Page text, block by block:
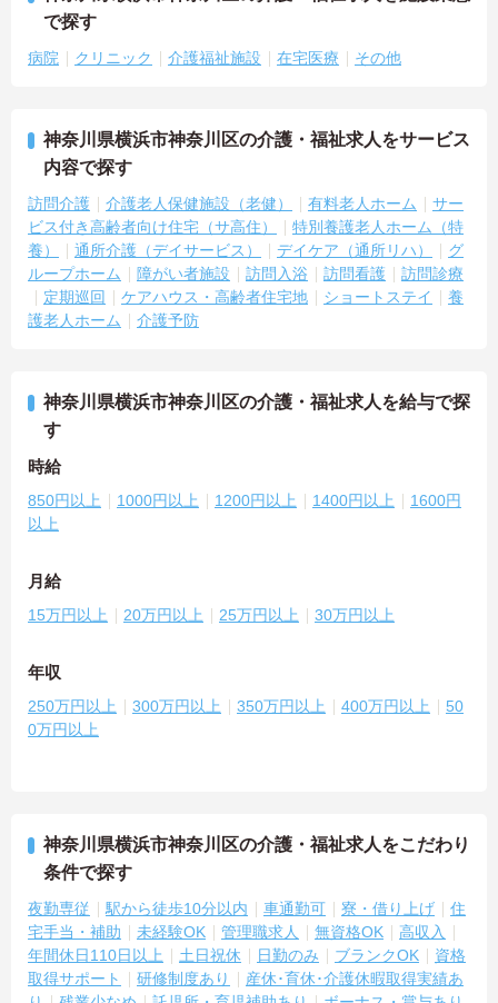
で探す
病院 クリニック 介護福祉施設 在宅医療 その他
神奈川県横浜市神奈川区の介護・福祉求人をサービス
内容で探す
訪問介護 介護老人保健施設（老健） 有料老人ホーム
サー
ビス付き高齢者向け住宅（サ高住）
特別養護老人ホーム（特
養）
通所介護（デイサービス） デイケア（通所リハ）
グ
ループホーム
障がい者施設 訪問入浴 訪問看護
訪問診療
定期巡回
ケアハウス・高齢者住宅地 ショートステイ
養
護老人ホーム
介護予防
神奈川県横浜市神奈川区の介護・福祉求人を給与で探
す
時給
850円以上 1000円以上 1200円以上 1400円以上
1600円
以上
月給
15万円以上 20万円以上 25万円以上 30万円以上
年収
250万円以上 300万円以上 350万円以上 400万円以上
50
0万円以上
神奈川県横浜市神奈川区の介護・福祉求人をこだわり
条件で探す
夜勤専従 駅から徒歩10分以内 車通勤可 寮・借り上げ
住
宅手当・補助
未経験OK 管理職求人 無資格OK
高収入
年間休日110日以上
土日祝休 日勤のみ ブランクOK
資格
取得サポート
研修制度あり
産休･育休･介護休暇取得実績あ